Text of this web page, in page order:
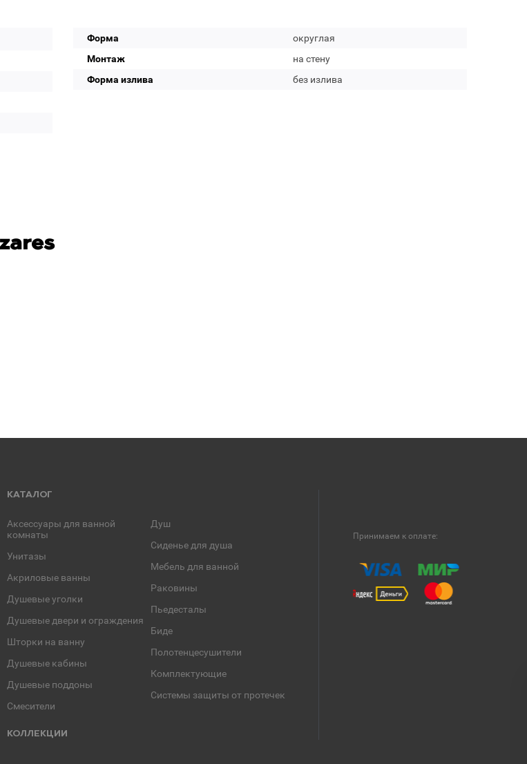
Форма
округлая
Монтаж
на стену
Форма излива
без излива
КАТАЛОГ
Аксессуары для ванной
комнаты
Унитазы
Акриловые ванны
Душевые уголки
Душевые двери и ограждения
Шторки на ванну
Душевые кабины
Душевые поддоны
Смесители
Душ
Сиденье для душа
Мебель для ванной
Раковины
Пьедесталы
Биде
Полотенцесушители
Комплектующие
Системы защиты от протечек
КОЛЛЕКЦИИ
Принимаем к оплате: